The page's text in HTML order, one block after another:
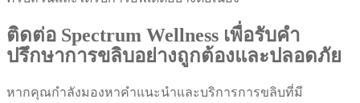
ติดต่อ Spectrum Wellness เพื่อรับคำ
ปรึกษาการขลิบอย่างถูกต้องและปลอดภัย
หากคุณกำลังมองหาคำแนะนำและบริการการขลิบที่มี